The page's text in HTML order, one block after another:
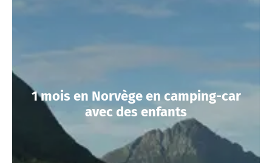
1 mois en Norvège en camping-car
avec des enfants